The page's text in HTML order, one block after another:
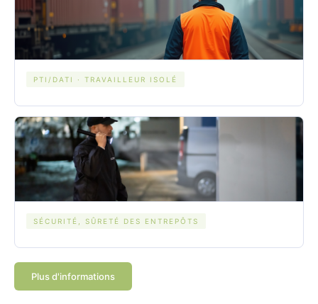
PTI/DATI · TRAVAILLEUR ISOLÉ
SÉCURITÉ, SÛRETÉ DES ENTREPÔTS
Plus d'informations